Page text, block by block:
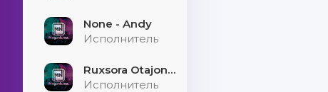
None - Andy
Исполнитель
Ruxsora Otajonova & Bahrom Davr - Sevgimiz soxtamidi
Исполнитель